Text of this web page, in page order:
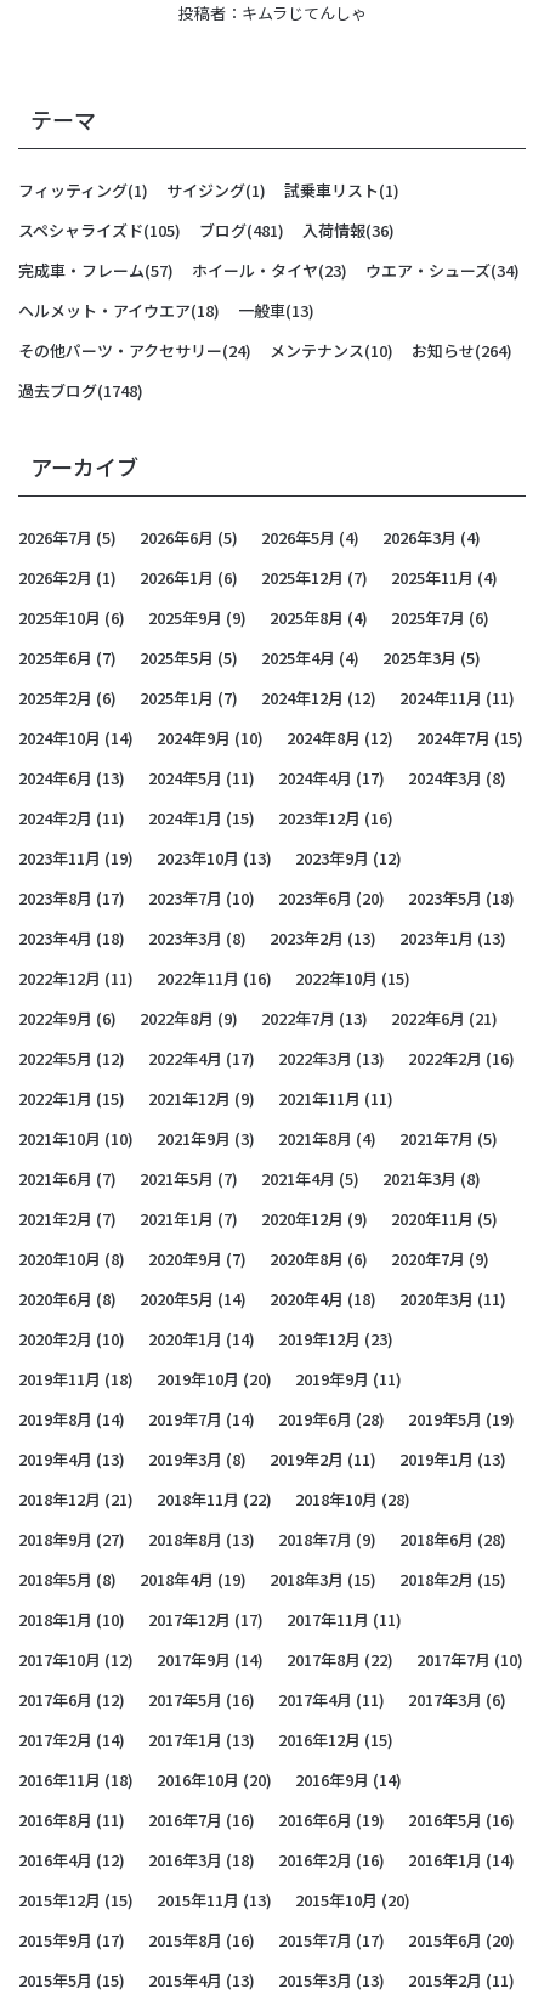
投稿者： キムラじてんしゃ
テーマ
フィッティング(1) サイジング(1) 試乗車リスト(1)
スペシャライズド(105) ブログ(481) 入荷情報(36)
完成車・フレーム(57) ホイール・タイヤ(23) ウエア・シューズ(34)
ヘルメット・アイウエア(18) 一般車(13)
その他パーツ・アクセサリー(24) メンテナンス(10) お知らせ(264)
過去ブログ(1748)
アーカイブ
2026年7月 (5) 2026年6月 (5) 2026年5月 (4) 2026年3月 (4)
2026年2月 (1) 2026年1月 (6) 2025年12月 (7) 2025年11月 (4)
2025年10月 (6) 2025年9月 (9) 2025年8月 (4) 2025年7月 (6)
2025年6月 (7) 2025年5月 (5) 2025年4月 (4) 2025年3月 (5)
2025年2月 (6) 2025年1月 (7) 2024年12月 (12) 2024年11月 (11)
2024年10月 (14) 2024年9月 (10) 2024年8月 (12) 2024年7月 (15)
2024年6月 (13) 2024年5月 (11) 2024年4月 (17) 2024年3月 (8)
2024年2月 (11) 2024年1月 (15) 2023年12月 (16)
2023年11月 (19) 2023年10月 (13) 2023年9月 (12)
2023年8月 (17) 2023年7月 (10) 2023年6月 (20) 2023年5月 (18)
2023年4月 (18) 2023年3月 (8) 2023年2月 (13) 2023年1月 (13)
2022年12月 (11) 2022年11月 (16) 2022年10月 (15)
2022年9月 (6) 2022年8月 (9) 2022年7月 (13) 2022年6月 (21)
2022年5月 (12) 2022年4月 (17) 2022年3月 (13) 2022年2月 (16)
2022年1月 (15) 2021年12月 (9) 2021年11月 (11)
2021年10月 (10) 2021年9月 (3) 2021年8月 (4) 2021年7月 (5)
2021年6月 (7) 2021年5月 (7) 2021年4月 (5) 2021年3月 (8)
2021年2月 (7) 2021年1月 (7) 2020年12月 (9) 2020年11月 (5)
2020年10月 (8) 2020年9月 (7) 2020年8月 (6) 2020年7月 (9)
2020年6月 (8) 2020年5月 (14) 2020年4月 (18) 2020年3月 (11)
2020年2月 (10) 2020年1月 (14) 2019年12月 (23)
2019年11月 (18) 2019年10月 (20) 2019年9月 (11)
2019年8月 (14) 2019年7月 (14) 2019年6月 (28) 2019年5月 (19)
2019年4月 (13) 2019年3月 (8) 2019年2月 (11) 2019年1月 (13)
2018年12月 (21) 2018年11月 (22) 2018年10月 (28)
2018年9月 (27) 2018年8月 (13) 2018年7月 (9) 2018年6月 (28)
2018年5月 (8) 2018年4月 (19) 2018年3月 (15) 2018年2月 (15)
2018年1月 (10) 2017年12月 (17) 2017年11月 (11)
2017年10月 (12) 2017年9月 (14) 2017年8月 (22) 2017年7月 (10)
2017年6月 (12) 2017年5月 (16) 2017年4月 (11) 2017年3月 (6)
2017年2月 (14) 2017年1月 (13) 2016年12月 (15)
2016年11月 (18) 2016年10月 (20) 2016年9月 (14)
2016年8月 (11) 2016年7月 (16) 2016年6月 (19) 2016年5月 (16)
2016年4月 (12) 2016年3月 (18) 2016年2月 (16) 2016年1月 (14)
2015年12月 (15) 2015年11月 (13) 2015年10月 (20)
2015年9月 (17) 2015年8月 (16) 2015年7月 (17) 2015年6月 (20)
2015年5月 (15) 2015年4月 (13) 2015年3月 (13) 2015年2月 (11)